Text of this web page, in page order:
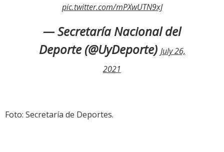
pic.twitter.com/mPXwUTN9xJ
— Secretaría Nacional del
Deporte (@UyDeporte) July 26,
2021
Foto: Secretaría de Deportes.